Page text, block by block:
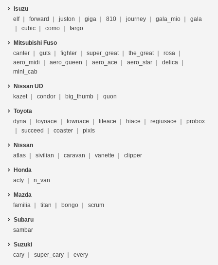
Isuzu
elf
forward juston giga 810 journey gala_mio
gala
cubic
como fargo
Mitsubishi Fuso
canter
guts fighter super_great the_great
rosa
aero_midi
aero_queen aero_ace aero_star
delica
mini_cab
Nissan UD
kazet
condor big_thumb quon
Toyota
dyna
toyoace townace liteace hiace regiusace
probox
succeed
coaster pixis
Nissan
atlas
sivilian caravan vanette clipper
Honda
acty
n_van
Mazda
familia
titan bongo scrum
Subaru
sambar
Suzuki
cary
super_cary every